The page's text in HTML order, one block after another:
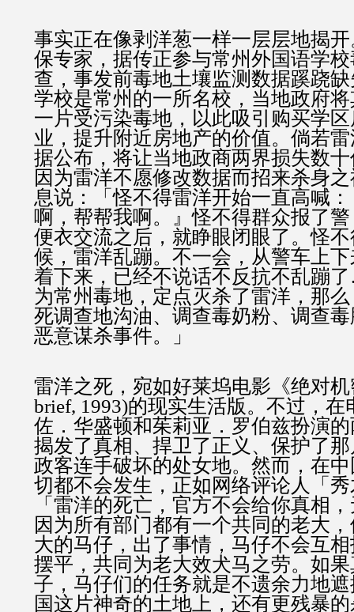
事实正在像剥洋葱一样一层层地揭
保专家，据传正参与常州外国语学
查，事发前毒地土壤监测数据蹊跷
学校是常州的一所名校，当地政府
一片受污染毒地，以此吸引购买学
业，提升附近房地产的价值。倘若
据公布，将让当地政商两界损失数
因为雷洋不愿修改数据而招来杀身
息说：「怪不得雷洋开始一直高喊
啊，帮帮我啊。』怪不得群众报了
便衣交流之后，就睁眼闭眼了。怪
候，雷洋乱蹦。不一会，从警车上
着下来，已经不说话不反抗不乱蹦
为常州毒地，定点灭杀了雷洋，那
死调查地沟油、调查毒奶粉、调查
恶意谋杀事件。」
雷洋之死，宛如好莱坞电影《绝对机
brief, 1993)的现实生活版。不过，在
佐．华盛顿和茱莉亚．罗伯兹扮演
揭发了真相、捍卫了正义、保护了
政客连手破坏的处女地。然而，在
切都不会发生，正如网络评论人「
「雷洋的死亡，官方不会给你真相
因为所有部门都有一个共同的老大
大的马仔，出了事情，马仔不会互
摆平，共同为老大效犬马之劳。如
子，马仔们的任务就是不遗余力地
国这片神奇的土地上，还有更残暴